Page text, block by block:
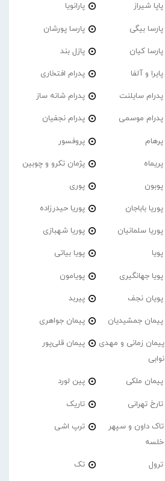
پاپا شیراز پارانویا
پارسا بیگی پارسا پورشان
پارسا کیان پازل بند
پایرا و آلفا پدرام افتخاری
پدرام‌ سایلنت پدرام شانه ساز
پدرام موسمی پدرام نجفیان
پرهام پروفسور
پریماه پژمان تکرو و چوبین
پوبون پوری
پوریا باباجان پوریا حیدرزاده
پوریا سلمانیان پوریا شهبازی
پویا پویا بیاتی
پویا جهانگیری پویامون
پویان نجف پیربد
پیمان جمشیدیان پیمان جواهری
پیمان زمانی و مهدی
نوابی
پیمان قلی‌پور
پیمان ملکی پین لورد
تارخ تهرانی تاریک
تاک داون و سپهر
خلسه
ترپ اشی
ترول تک